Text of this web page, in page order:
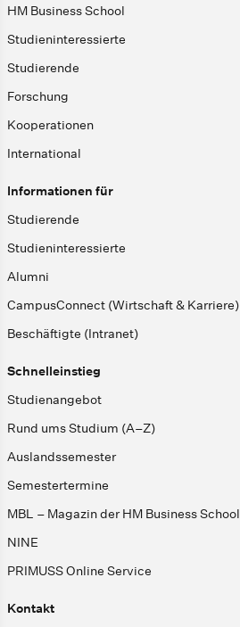
HM Business School
Studieninteressierte
Studierende
Forschung
Kooperationen
International
Informationen für
Studierende
Studieninteressierte
Alumni
CampusConnect (Wirtschaft & Karriere)
Beschäftigte (Intranet)
Schnelleinstieg
Studienangebot
Rund ums Studium (A–Z)
Auslandssemester
Semestertermine
MBL – Magazin der HM Business School
NINE
PRIMUSS Online Service
Kontakt